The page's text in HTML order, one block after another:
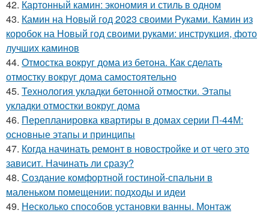
42. Картонный камин: экономия и стиль в одном
43. Камин на Новый год 2023 своими Руками. Камин из
коробок на Новый год своими руками: инструкция, фото
лучших каминов
44. Отмостка вокруг дома из бетона. Как сделать
отмостку вокруг дома самостоятельно
45. Технология укладки бетонной отмостки. Этапы
укладки отмостки вокруг дома
46. Перепланировка квартиры в домах серии П-44М:
основные этапы и принципы
47. Когда начинать ремонт в новостройке и от чего это
зависит. Начинать ли сразу?
48. Создание комфортной гостиной-спальни в
маленьком помещении: подходы и идеи
49. Несколько способов установки ванны. Монтаж